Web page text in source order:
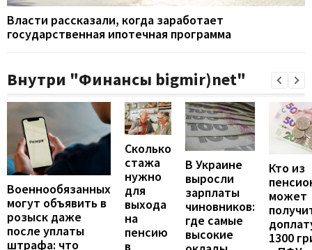
Власти рассказали, когда заработает
государственная ипотечная программа
Внутри "Финансы bigmir)net"
Военнообязанных
могут объявить в
розыск даже
после уплаты
штрафа: что
Сколько
стажа
нужно
для
выхода
на
пенсию
в
В Украине
выросли
зарплаты
чиновников:
где самые
высокие
Кто из
может
1300